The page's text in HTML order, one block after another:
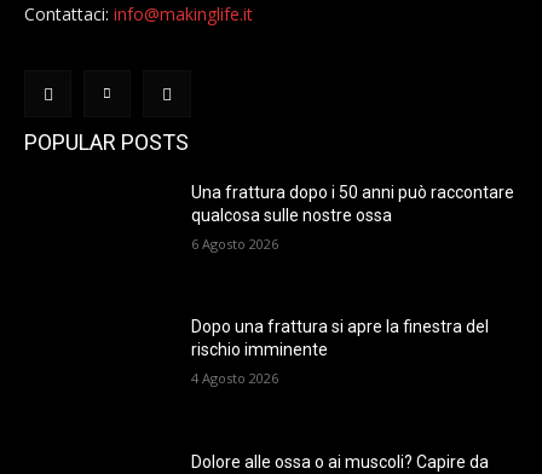
Contattaci: info@makinglife.it
POPULAR POSTS
Una frattura dopo i 50 anni può raccontare
qualcosa sulle nostre ossa
6 Agosto 2026
Dopo una frattura si apre la finestra del
rischio imminente
4 Agosto 2026
Dolore alle ossa o ai muscoli? Capire da